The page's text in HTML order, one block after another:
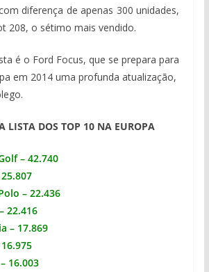
diferença de apenas 300 unidades,
208, o sétimo mais vendido.
é o Ford Focus, que se prepara para
em 2014 uma profunda atualização,
LISTA DOS TOP 10 NA EUROPA
– 42.740
– 22.436
22.416
– 17.869
16.003